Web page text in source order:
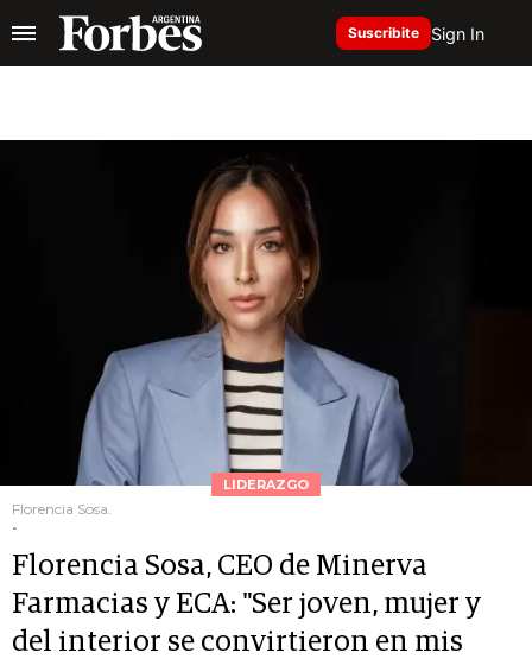
Suscribite Sign In
LIDERAZGO
Florencia Sosa.
-
Florencia Sosa, CEO de Minerva
Farmacias y ECA: "Ser joven, mujer y
del interior se convirtieron en mis